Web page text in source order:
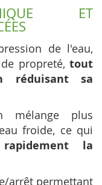
ET
de l'eau,
propreté, tout
réduisant sa
mélange plus
froide, ce qui
la
arrêt permettant